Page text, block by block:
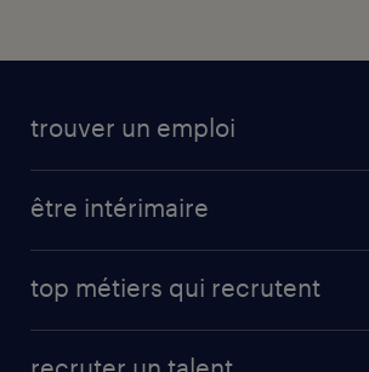
trouver un emploi
être intérimaire
top métiers qui recrutent